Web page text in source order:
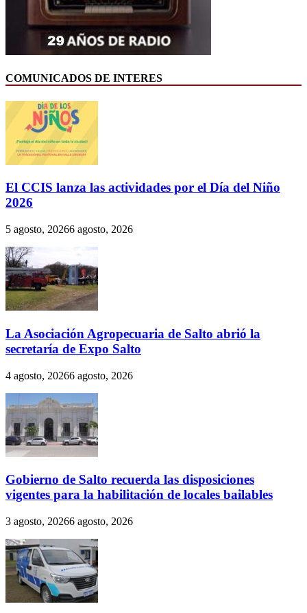
COMUNICADOS DE INTERES
El CCIS lanza las actividades por el Día del Niño
2026
5 agosto, 20266 agosto, 2026
La Asociación Agropecuaria de Salto abrió la
secretaría de Expo Salto
4 agosto, 20266 agosto, 2026
Gobierno de Salto recuerda las disposiciones
vigentes para la habilitación de locales bailables
3 agosto, 20266 agosto, 2026